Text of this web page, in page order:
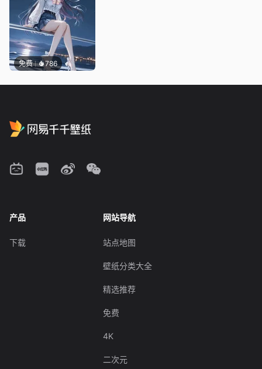
免费 786
产品
下载
网站导航
站点地图
壁纸分类大全
精选推荐
免费
4K
二次元